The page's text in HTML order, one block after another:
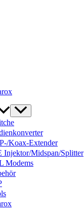
Koax-Extender
Injektor/Midspan/Splitter
Modems